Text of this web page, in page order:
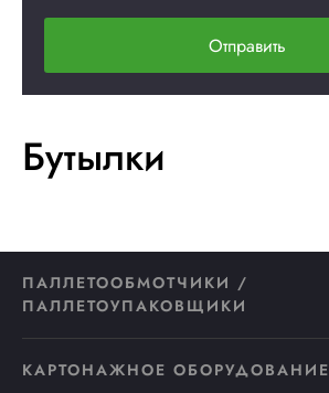
Отправить
Бутылки
ПАЛЛЕТООБМОТЧИКИ /
ПАЛЛЕТОУПАКОВЩИКИ
КАРТОНАЖНОЕ ОБОРУДОВАНИЕ